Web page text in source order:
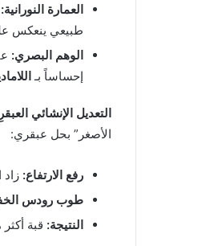
العمارة النورانية:
طبيعي ينعكس
الوهم البصري:
إحساساً بـ
التعديل الإنشائي
الأصغر” بحل عبقري:
رفع الارتفاع: زاد
طوب رودس
النتيجة: قبة أكثر